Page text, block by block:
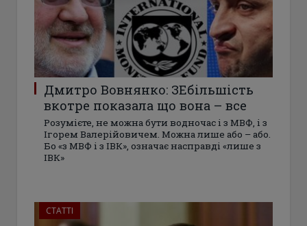
Дмитро Вовнянко: ЗЕбільшість
вкотре показала що вона – все
Розумієте, не можна бути водночас і з МВФ, і з
Ігорем Валерійовичем. Можна лише або – або.
Бо «з МВФ і з ІВК», означає насправді «лише з
ІВК»
СТАТТІ